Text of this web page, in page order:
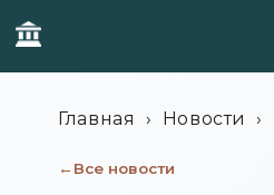
Главная › Новости ›
Все новости